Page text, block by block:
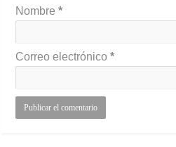
Nombre*
Correo electrónico*